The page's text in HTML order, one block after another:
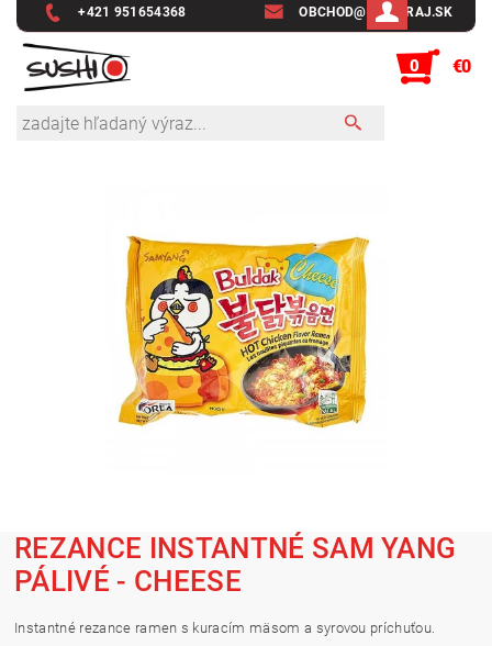
+421 951654368 OBCHOD@SUSHIRAJ.SK
0 €0
REZANCE INSTANTNÉ SAM YANG
PÁLIVÉ - CHEESE
Instantné rezance ramen s kuracím mäsom a syrovou príchuťou.